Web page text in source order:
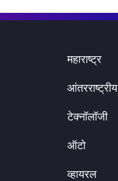
महाराष्ट्र
आंतरराष्ट्रीय
टेक्नॉलॉजी
ऑटो
व्हायरल